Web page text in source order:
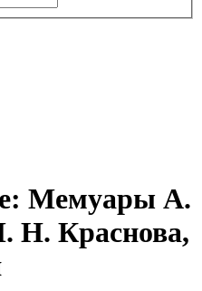
Мемуары А.
Н. Краснова,